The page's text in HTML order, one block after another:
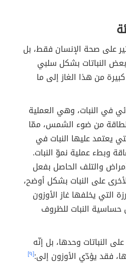
على صحة الإنسان فقط، بل
النباتات بشكل سلبي
من هذا الغاز إلى ما
في النبات، وهي العملية
الطاقة من ضوء الشمس، ممّا
يعتمد عليها النبات في
وبطء عملية نموّ النبات.
والتلف الحاصل بفعل
على النبات بشكل أوضح،
التي يخلفها غاز الأوزون
حساسية النبات للظروف
النباتات وحدها، بل إنّه
فقد يؤدّي الأوزون إلى:[٩]